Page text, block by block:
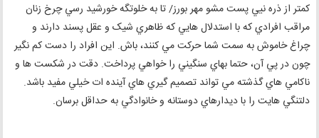
کمتر از ذره نيي پست مشو مهر بورز/ تا به خلوتگه خورشيد رسي چرخ زنان
مراقب افرادي که با استدلال هايي که ظاهري شيک و عقل پسند دارند و
چراغ خاموش به سمت شما حرکت مي کنند، باش. اين افراد را دست کم نگير
چون در پي آن، حتما بهاي سنگيني را خواهي پرداخت. دقت در شکست ها و
ناکامي هاي گذشته مي تواند تصميم گيري هاي آينده ات خيلي مفيد باشد.
دلتنگي هايت را با ديدارهاي دوستانه و خانوادگي به حداقل برسان.